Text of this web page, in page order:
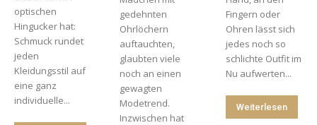
optischen
Hingucker hat:
Schmuck rundet
jeden
Kleidungsstil auf
eine ganz
individuelle...
gedehnten
Ohrlöchern
auftauchten,
glaubten viele
noch an einen
gewagten
Modetrend.
Inzwischen hat
Fingern oder
Ohren lässt sich
jedes noch so
schlichte Outfit im
Nu aufwerten...
Weiterlesen